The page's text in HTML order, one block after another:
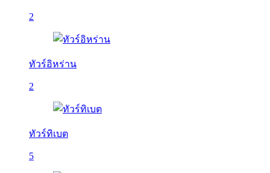
2
ทัวร์อิหร่าน
2
ทัวร์ทิเบต
5